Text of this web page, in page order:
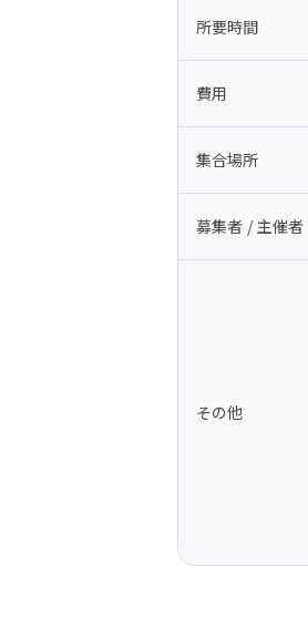
所要時間
費用
集合場所
募集者 / 主催者
その他